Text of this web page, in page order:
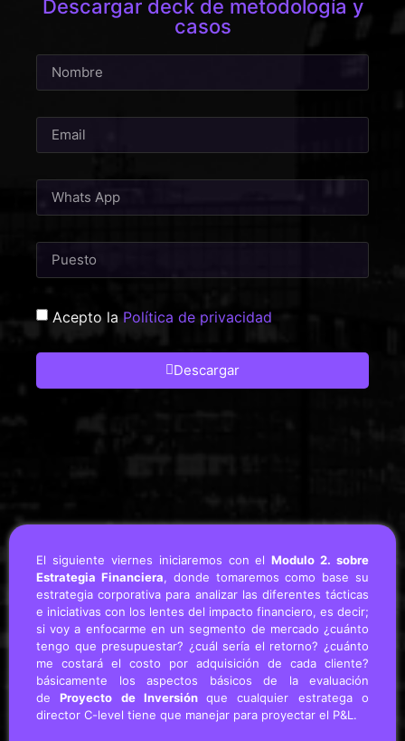
Descargar deck de metodología y
casos
Acepto la Política de privacidad
Descargar
El siguiente viernes iniciaremos con elModulo 2. sobre
Estrategia Financiera, donde tomaremos como base su
estrategia corporativa para analizar las diferentes tácticas
e iniciativas con los lentes del impacto financiero, es decir;
si voy a enfocarme en un segmento de mercado ¿cuánto
tengo que presupuestar? ¿cuál sería el retorno? ¿cuánto
me costará el costo por adquisición de cada cliente?
básicamente los aspectos básicos de la evaluación
deProyecto de Inversiónque cualquier estratega o
director C-level tiene que manejar para proyectar el P&L.